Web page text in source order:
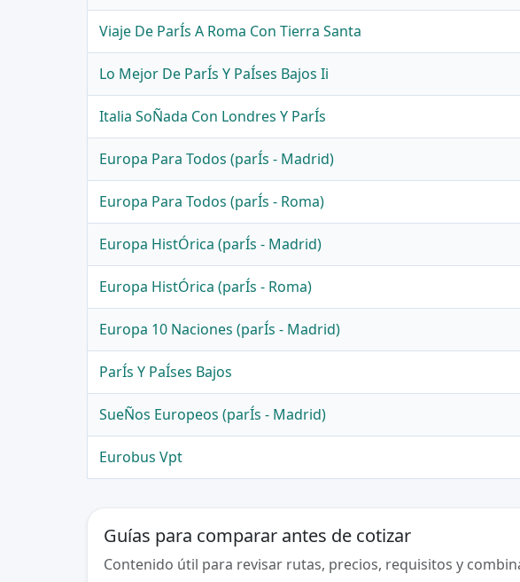
Viaje De ParÍs A Roma Con Tierra Santa
Lo Mejor De ParÍs Y PaÍses Bajos Ii
Italia SoÑada Con Londres Y ParÍs
Europa Para Todos (parÍs - Madrid)
Europa Para Todos (parÍs - Roma)
Europa HistÓrica (parÍs - Madrid)
Europa HistÓrica (parÍs - Roma)
Europa 10 Naciones (parÍs - Madrid)
ParÍs Y PaÍses Bajos
SueÑos Europeos (parÍs - Madrid)
Eurobus Vpt
Guías para comparar antes de cotizar
Contenido útil para revisar rutas, precios, requisitos y